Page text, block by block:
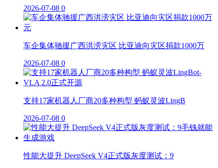
2026-07-08 0
车企集体驰援广西洪涝灾区 比亚迪向灾区捐款1000万
2026-07-08 0
支持17家机器人厂商20多种构型 蚂蚁灵波LingB
2026-07-08 0
性能大提升 DeepSeek V4正式版灰度测试：9